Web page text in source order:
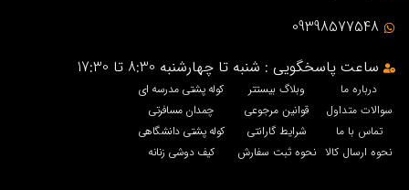
09398577548
ساعت پاسخگویی : شنبه تا چهارشنبه 8:30 تا 17:30
درباره ما
سوالات متداول
تماس با ما
نحوه ارسال کالا
وبلاگ بیستتر
قوانین مرجوعی
شرایط گارانتی
نحوه ثبت سفارش
کوله پشتی مدرسه ای
چمدان مسافرتی
کوله پشتی دانشگاهی
کیف دوشی زنانه